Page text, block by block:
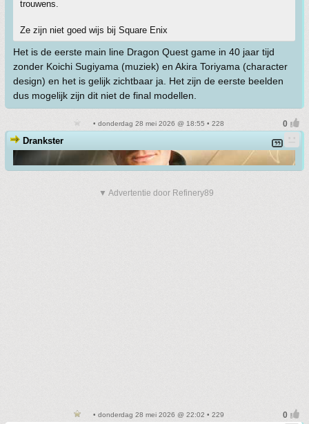
trouwens.
Ze zijn niet goed wijs bij Square Enix
Het is de eerste main line Dragon Quest game in 40 jaar tijd
zonder Koichi Sugiyama (muziek) en Akira Toriyama (character
design) en het is gelijk zichtbaar ja. Het zijn de eerste beelden
dus mogelijk zijn dit niet de final modellen.
• donderdag 28 mei 2026 @ 18:55 • 228
Drankster
▼ Advertentie door Refinery89
• donderdag 28 mei 2026 @ 22:02 • 229